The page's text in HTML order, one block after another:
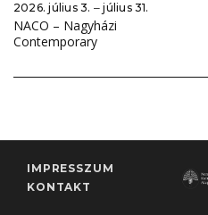
2026. július 3. ‒ július 31.
NACO – Nagyházi
Contemporary
IMPRESSZUM
KONTAKT